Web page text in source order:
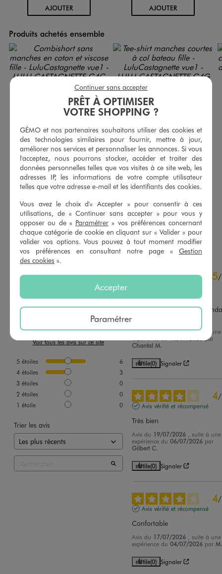
AJOUTERAU PANIER AJOUTERAU PANIER
Produits achetés ensemble
Combishort sans manches en coton et viscose fille - LuluCastagnette
-50% sur le 2ème produit d'été
5/5 de moyenne
(26 avis)
AJOUTERAU PANIER
Tee-shirt manches courtes à col bateau fille - LuluCastagnette
-50% sur le 2ème produit d'été
5/5 de moyenne
(21 avis)
AJOUTERAU PANIER
4.7/5
contrôle
Voir tous les avis sur ce site
5 étoiles
6
4 étoiles
3
3 étoiles
0
2 étoiles
0
1 étoile 0
Trier les avis
5/
la commande est très bien
correspond a ce que j
Avis du05/08/2026 , suite à une
par
Chantal M.
Utile(0) Signaler
4/
Avis vérifié et récompensé
Très bien
Avis du 19/07/2026
, suite à une
expérience du06/07/2026 par
Gilbert C.
Utile(0) Signaler
4/
Avis vérifié et récompensé
Confortable
Avis du 17/07/2026
, suite à une
expérience du04/07/2026 par
Utile(0) Signaler
PRÊT À OPTIMISER
VOTRE SHOPPING ?
GÉMO et nos partenaires souhaitons utiliser des cookies et
des technologies similaires pour fournir, mettre à jour,
améliorer nos services et personnaliser les annonces. Si vous
l'acceptez, nous pourrons stocker, accéder et traiter des
données personnelles telles que vos visites à ce site web, les
adresses IP, les informations de votre compte utilisateur
telles que votre adresse e-mail et les identifiants des cookies.
Vous avez le choix d'« Accepter » pour consentir à ces
utilisations, de « Continuer sans accepter » pour vous y
opposer ou de « Paramétrer » vos préférences concernant
chaque catégorie de cookie en cliquant sur « Valider » pour
valider vos options. Vous pouvez à tout moment modifier
vos préférences en consultant notre page « Gestion
des cookies ».
Accepter
Paramétrer
Continuer sans accepter